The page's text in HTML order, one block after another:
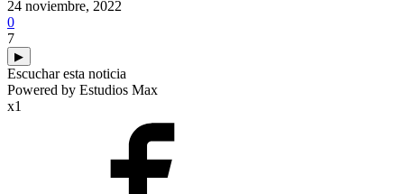
24 noviembre, 2022
0
7
▶
Escuchar esta noticia
Powered by Estudios Max
x1